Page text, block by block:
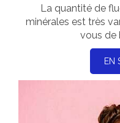
La quantité de
minérales est très
vous de
EN